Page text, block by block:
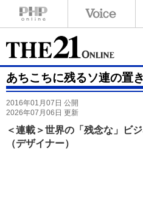
あちこちに残るソ連の置
2016年01月07日 公開
2026年07月06日 更新
＜連載＞世界の「残念な」ビ
（デザイナー）